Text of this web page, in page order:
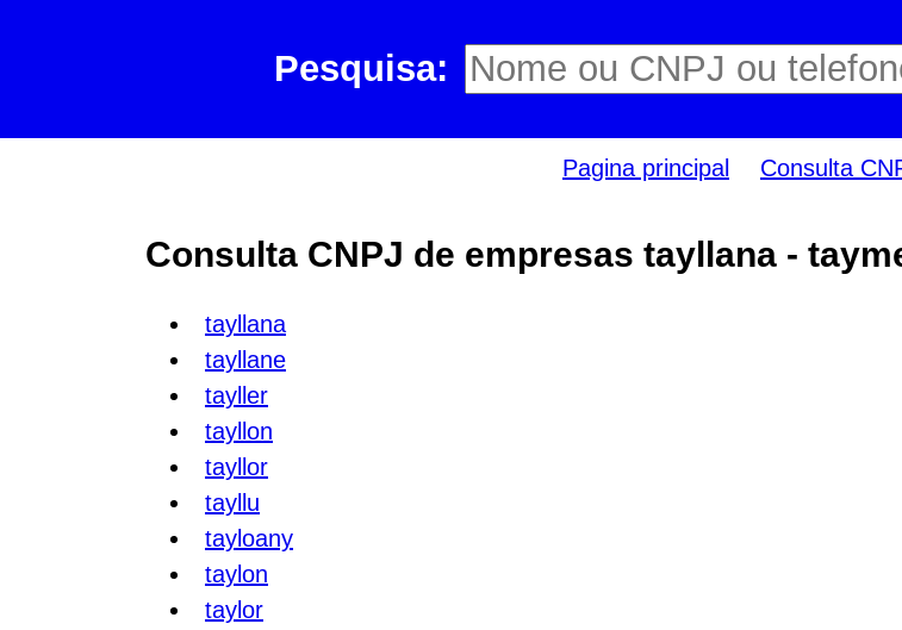
Pesquisa:
Pagina principal Consulta
Consulta CNPJ de empresas tayllana -
tayllana
tayllane
tayller
tayllon
tayllor
tayllu
tayloany
taylon
taylor